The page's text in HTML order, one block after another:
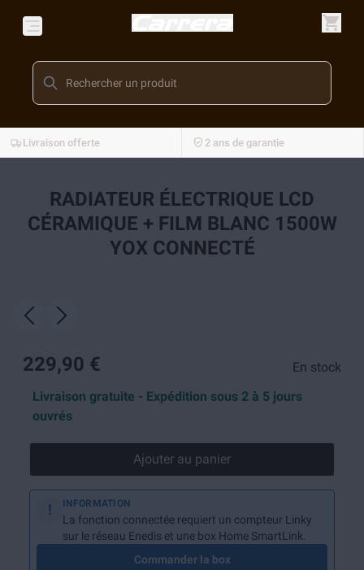
Livraison offerte 2 ans de garantie
RADIATEUR ÉLECTRIQUE LCD
CÉRAMIQUE + FILM BLANC 1500W
YOX CONNECTÉ
229,90 €
En stock
Livraison gratuite - Expédition sous 2 à 5 jours
ouvrés
Ajouter au panier
! INFORMATION
La fonction connectée requiert un compteur Linky
sur le réseau Enedis et une box Home SmartLink.
Commander la box